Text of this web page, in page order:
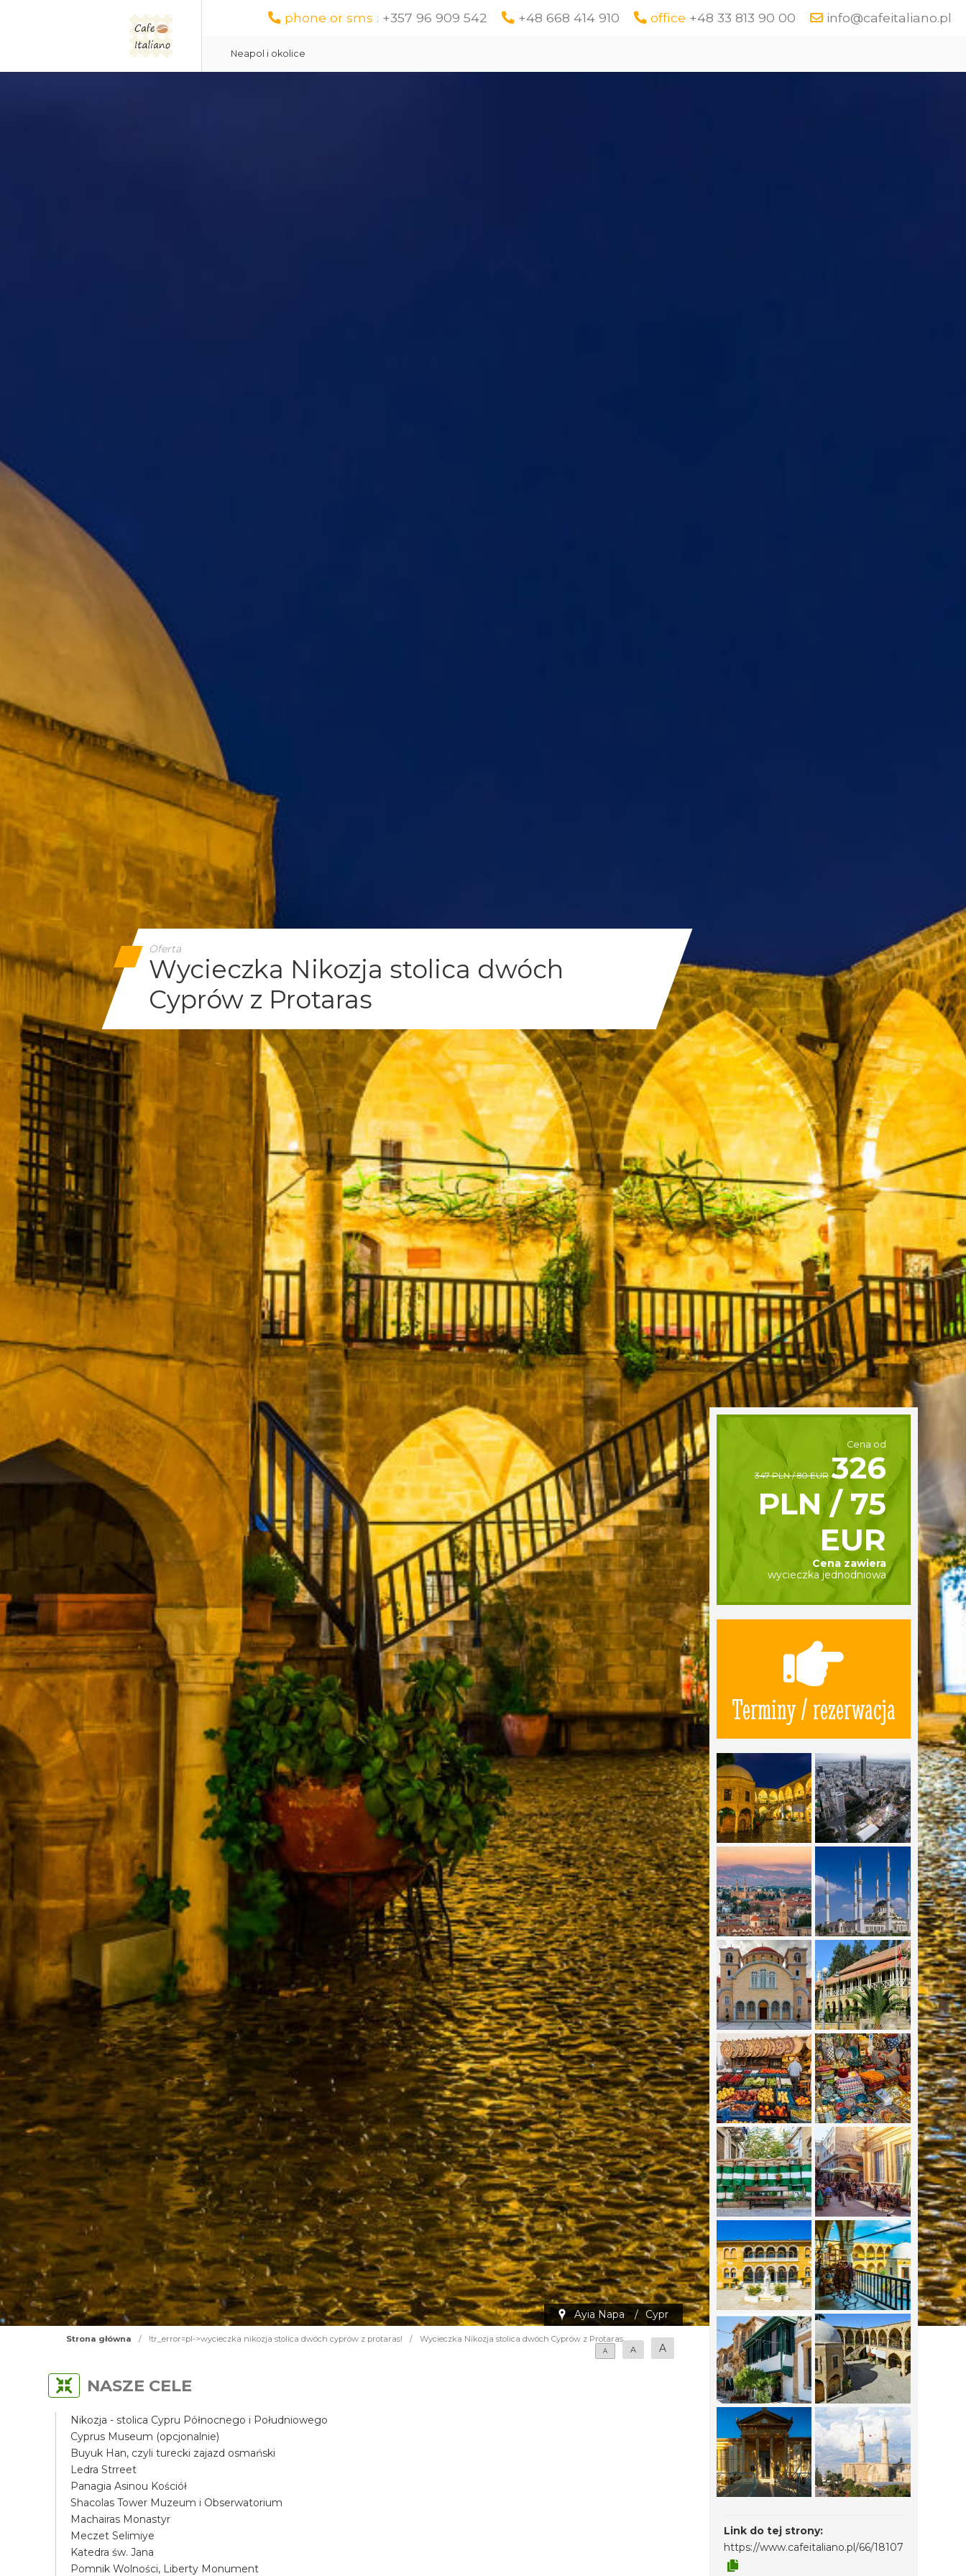
phone or sms : +357 96 909 542 +48 668 414 910 office +48 33 813 90 00 info@cafeitaliano.pl
Neapol i okolice
Oferta
Wycieczka Nikozja stolica dwóch
Cyprów z Protaras
Ayia Napa / Cypr
Strona główna / !tr_error=pl->wycieczka nikozja stolica dwóch cyprów z protaras! / Wycieczka Nikozja stolica dwóch Cyprów z Protaras
A A A
Cena od
347 PLN / 80 EUR 326
PLN / 75
EUR
Cena zawiera
wycieczka jednodniowa
Terminy / rezerwacja
Link do tej strony:
https://www.cafeitaliano.pl/66/18107
NASZE CELE
Nikozja - stolica Cypru Północnego i Południowego
Cyprus Museum (opcjonalnie)
Buyuk Han, czyli turecki zajazd osmański
Ledra Strreet
Panagia Asinou Kościół
Shacolas Tower Muzeum i Obserwatorium
Machairas Monastyr
Meczet Selimiye
Katedra św. Jana
Pomnik Wolności, Liberty Monument